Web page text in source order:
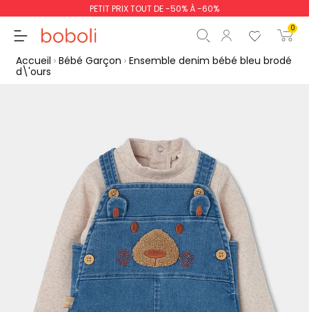
PETIT PRIX TOUT DE -50% À -60%
0
poursuit Commencer la
Accueil Bébé Garçon Ensemble denim bébé bleu brodé
d\'ours